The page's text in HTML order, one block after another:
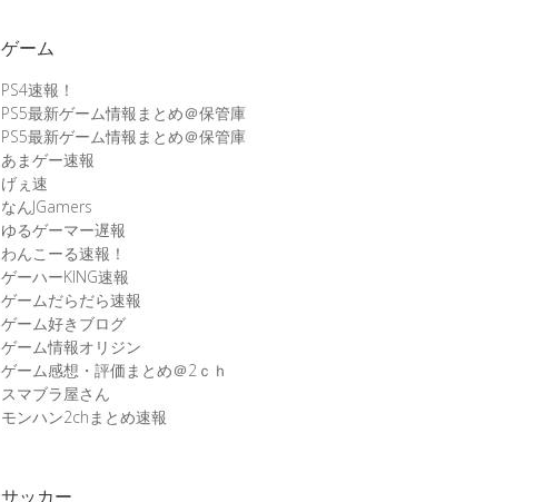
ゲーム
PS4速報！
PS5最新ゲーム情報まとめ＠保管庫
PS5最新ゲーム情報まとめ＠保管庫
あまゲー速報
げぇ速
なんJGamers
ゆるゲーマー遅報
わんこーる速報！
ゲーハーKING速報
ゲームだらだら速報
ゲーム好きブログ
ゲーム情報オリジン
ゲーム感想・評価まとめ＠2ｃｈ
スマブラ屋さん
モンハン2chまとめ速報
サッカー